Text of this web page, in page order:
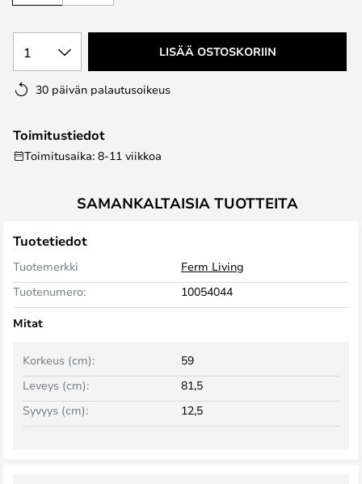
1 LISÄÄ OSTOSKORIIN
30 päivän palautusoikeus
Toimitustiedot
Toimitusaika: 8-11 viikkoa
SAMANKALTAISIA TUOTTEITA
Tuotetiedot
Tuotemerkki
Ferm Living
Tuotenumero:
10054044
Mitat
Leveys (cm): 81,5
Korkeus (cm): 59
Syvyys (cm): 12,5